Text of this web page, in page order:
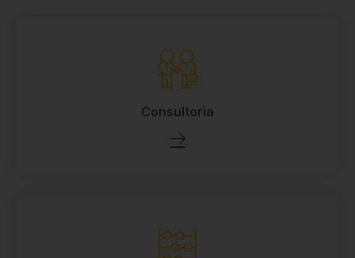
Consultoria